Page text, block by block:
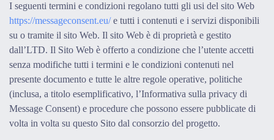
I seguenti termini e condizioni regolano tutti gli usi del sito Web
https://messageconsent.eu/e tutti i contenuti e i servizi disponibili
su o tramite il sito Web. Il sito Web è di proprietà e gestito
dall’LTD. Il Sito Web è offerto a condizione che l’utente accetti
senza modifiche tutti i termini e le condizioni contenuti nel
presente documento e tutte le altre regole operative, politiche
(inclusa, a titolo esemplificativo, l’Informativa sulla privacy di
Message Consent) e procedure che possono essere pubblicate di
volta in volta su questo Sito dal consorzio del progetto.